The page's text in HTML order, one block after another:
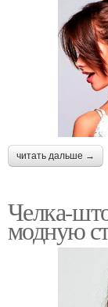
читать дальше →
Челка-
модную